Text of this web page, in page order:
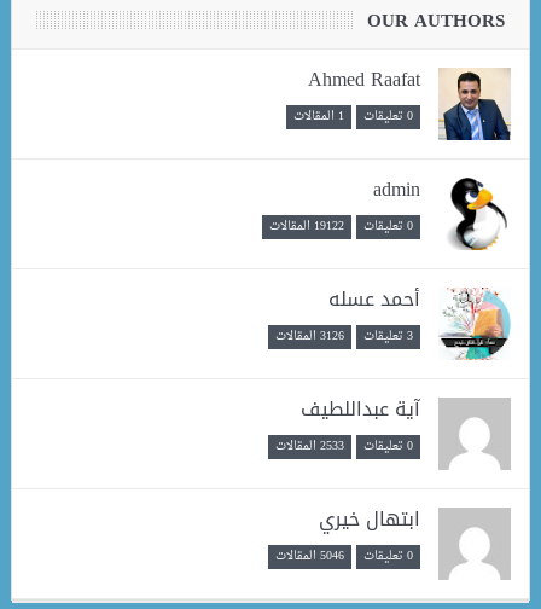
OUR AUTHORS
Ahmed Raafat
0 تعليقات 1 المقالات
admin
0 تعليقات 19122 المقالات
أحمد عسله
3 تعليقات 3126 المقالات
آية عبداللطيف
0 تعليقات 2533 المقالات
ابتهال خيري
0 تعليقات 5046 المقالات